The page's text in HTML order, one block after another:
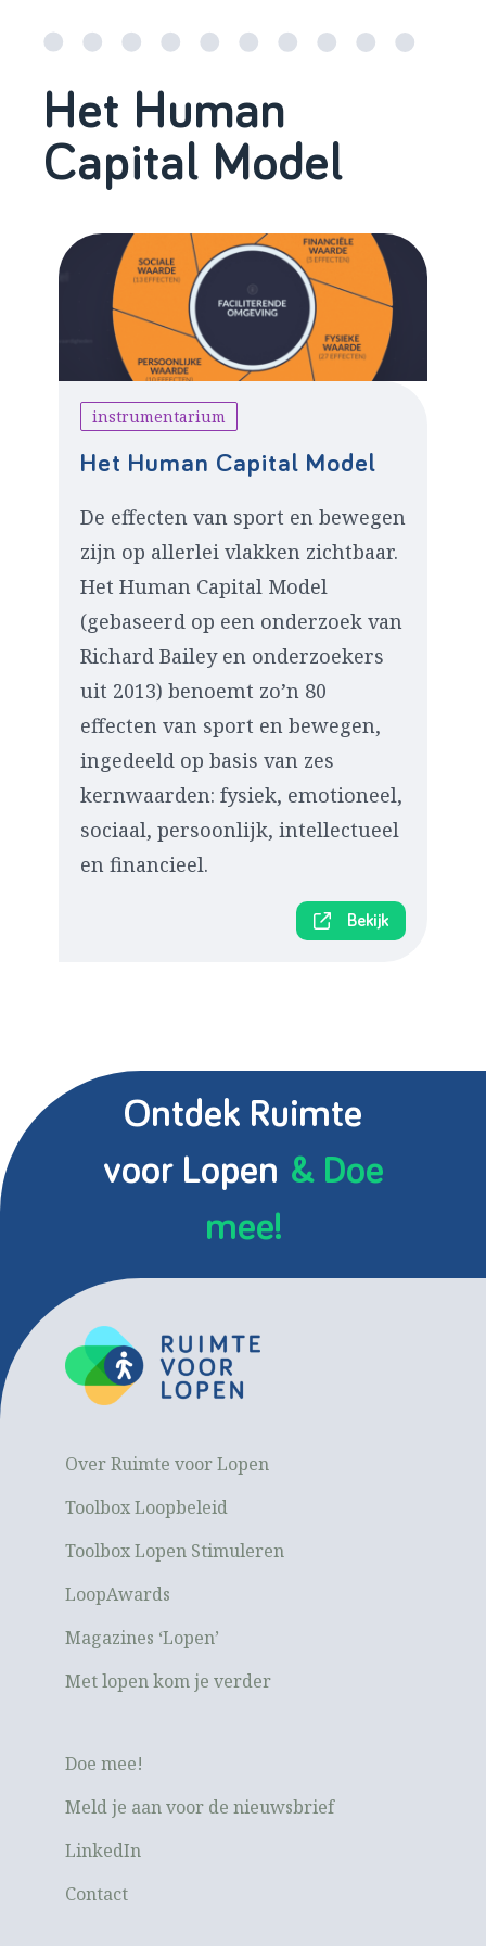
Het Human
Capital Model
instrumentarium
Het Human Capital Model
De effecten van sport en bewegen
zijn op allerlei vlakken zichtbaar.
Het Human Capital Model
(gebaseerd op een onderzoek van
Richard Bailey en onderzoekers
uit 2013) benoemt zo’n 80
effecten van sport en bewegen,
ingedeeld op basis van zes
kernwaarden: fysiek, emotioneel,
sociaal, persoonlijk, intellectueel
en financieel.
Bekijk
Ontdek Ruimte
voor Lopen & Doe
mee!
Over Ruimte voor Lopen
Toolbox Loopbeleid
Toolbox Lopen Stimuleren
LoopAwards
Magazines ‘Lopen’
Met lopen kom je verder
Doe mee!
Meld je aan voor de nieuwsbrief
LinkedIn
Contact